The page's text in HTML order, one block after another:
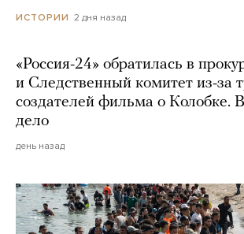
ИСТОРИИ 2 дня назад
«Россия-24» обратилась в
и Следственный комитет из-за
создателей фильма о Колобке.
дело
день назад